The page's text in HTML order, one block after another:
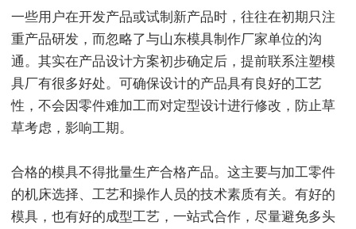
一些用户在开发产品或试制新产品时，往往在初期只注
重产品研发，而忽略了与山东模具制作厂家单位的沟
通。其实在产品设计方案初步确定后，提前联系注塑模
具厂有很多好处。可确保设计的产品具有良好的工艺
性，不会因零件难加工而对定型设计进行修改，防止草
草考虑，影响工期。
合格的模具不得批量生产合格产品。这主要与加工零件
的机床选择、工艺和操作人员的技术素质有关。有好的
模具，也有好的成型工艺，一站式合作，尽量避免多头